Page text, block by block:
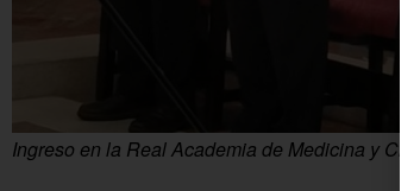
Ingreso en la Real Academia de Medicina y